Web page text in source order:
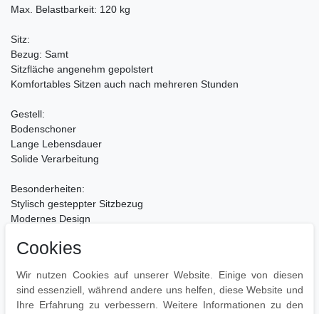
Max. Belastbarkeit: 120 kg
Sitz:
Bezug: Samt
Sitzfläche angenehm gepolstert
Komfortables Sitzen auch nach mehreren Stunden
Gestell:
Bodenschoner
Lange Lebensdauer
Solide Verarbeitung
Besonderheiten:
Stylisch gesteppter Sitzbezug
Modernes Design
Leichte Verschmutzung mit feuchtem Baumwolltuch abwischen
Zur Reinigung empfehlen wir nur Seifenlauge, Wasser und ein
weiches Tuch zu verwenden
Cookies
Wir nutzen Cookies auf unserer Website. Einige von diesen
sind essenziell, während andere uns helfen, diese Website und
Ihre Erfahrung zu verbessern. Weitere Informationen zu den